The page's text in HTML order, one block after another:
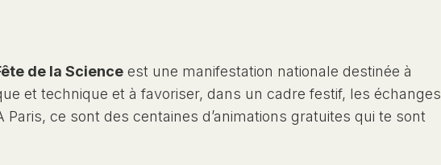
de la Science est une manifestation nationale destinée à
et technique et à favoriser, dans un cadre festif, les échanges
ce sont des centaines d’animations gratuites qui te sont